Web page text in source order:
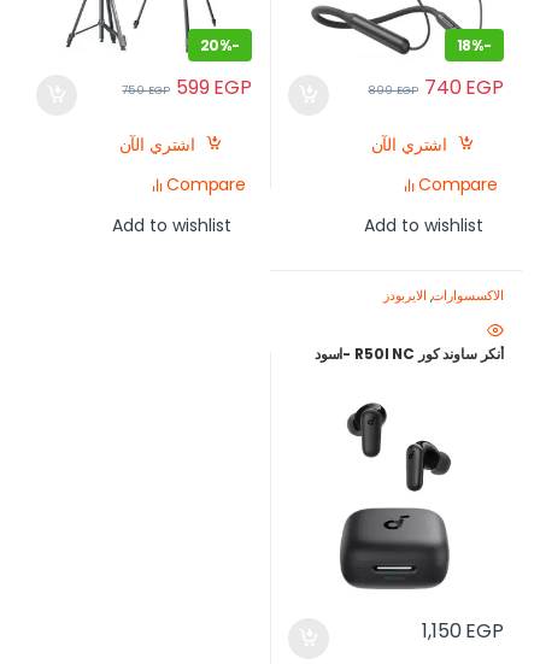
-
18%
740EGP
899EGP
اشتري الآن
Compare
Add to wishlist
-
20%
599EGP
750EGP
اشتري الآن
Compare
Add to wishlist
الاكسسوارات, الايربودز
أنكر ساوند كور R50I NC -اسود
1,150EGP